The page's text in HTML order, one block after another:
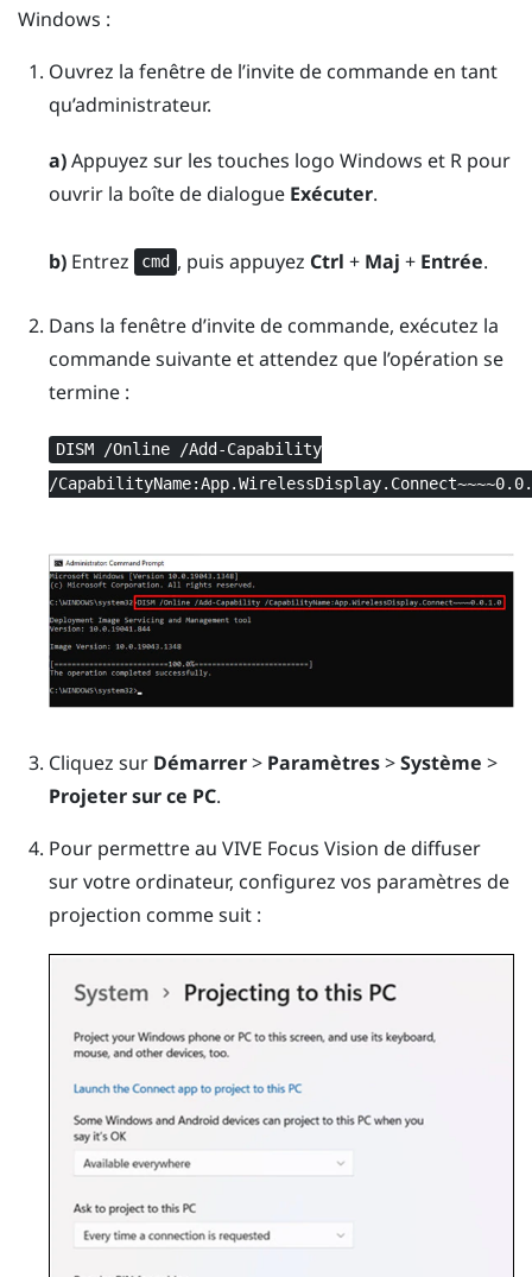
Windows :
Ouvrez la fenêtre de l’invite de commande en tant
qu’administrateur.
a)Appuyez sur les touches logo Windows et Rpour
ouvrir la boîte de dialogue Exécuter.
b)Entrez cmd , puis appuyez Ctrl + Maj + Entrée.
Dans la fenêtre d’invite de commande, exécutez la
commande suivante et attendez que l’opération se
termine :
DISM /Online /Add-Capability
/
Cliquez sur Démarrer> Paramètres>Système >
Projeter sur ce PC.
Pour permettre au VIVE Focus Vision de diffuser
sur votre ordinateur, configurez vos paramètres de
projection comme suit :